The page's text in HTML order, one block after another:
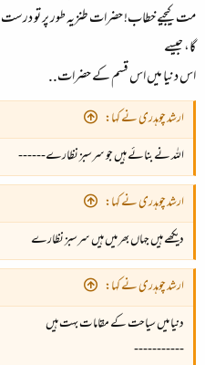
مت کیجیے خطاب! حضرات طنزیہ طور پر تو
گا، جیسے
اس دنیا میں اس قسم کے حضرات..
ارشد چوہدری نے کہا:
اللہ نے بنائے ہیں جو سرسبز نظارے------
ارشد چوہدری نے کہا:
دیکھے ہیں جہاں بھر میں ہیں سرسبز نظارے
ارشد چوہدری نے کہا:
دنیا میں سیاحت کے مقامات بہت ہیں
-----------